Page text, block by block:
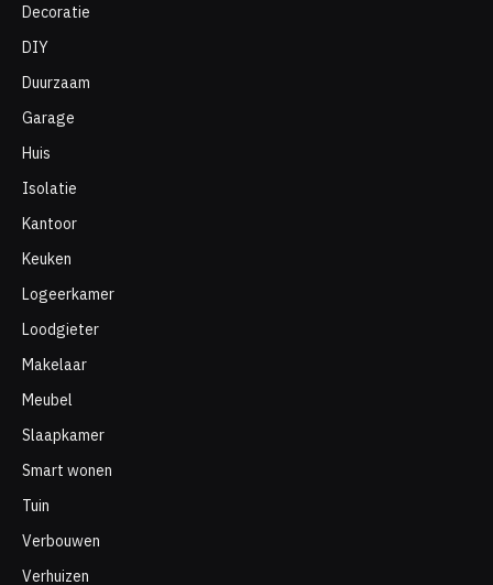
Decoratie
DIY
Duurzaam
Garage
Huis
Isolatie
Kantoor
Keuken
Logeerkamer
Loodgieter
Makelaar
Meubel
Slaapkamer
Smart wonen
Tuin
Verbouwen
Verhuizen